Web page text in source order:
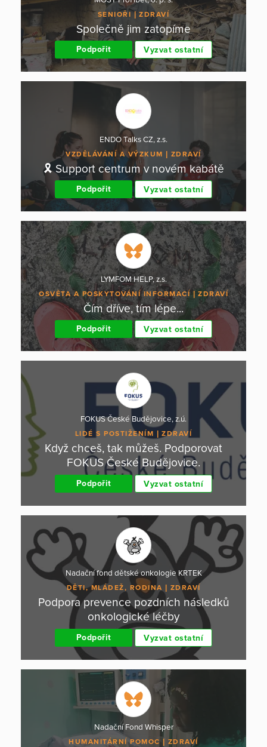
SENIOŘI ZDRAVÍ
Společně jim zatopíme
Podpořit Vyzvat ostatní
ENDO Talks CZ, z.s.
VZDĚLÁVÁNÍ A VÝZKUM ZDRAVÍ
🎗 Support centrum v novém kabátě
Podpořit Vyzvat ostatní
LYMFOM HELP, z.s.
OSVĚTA A POSKYTOVÁNÍ INFORMACÍ ZDRAVÍ
Čím dříve, tím lépe...
Podpořit Vyzvat ostatní
FOKUS České Budějovice, z.ú.
LIDÉ S POSTIŽENÍM ZDRAVÍ
Když chceš, tak můžeš. Podporovat
FOKUS České Budějovice.
Podpořit Vyzvat ostatní
Nadační fond dětské onkologie KRTEK
DĚTI, MLÁDEŽ, RODINA ZDRAVÍ
Podpora prevence pozdních následků
onkologické léčby
Podpořit Vyzvat ostatní
Nadační Fond Whisper
HUMANITÁRNÍ POMOC ZDRAVÍ